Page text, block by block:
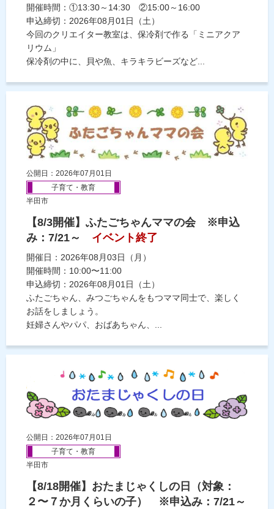
開催時間：①13:30～14:30 ②15:00～16:00
申込締切：2026年08月01日（土）
今回のクリエイター教室は、保冷剤で作る「ミニアクア
リウム」
保冷剤の中に、貝や魚、キラキラビーズなど...
公開日：2026年07月01日
子育て・教育
半田市
【8/3開催】ふたごちゃんママの会 ※申込
み：7/21～
イベント終了
開催日：2026年08月03日（月）
開催時間：10:00〜11:00
申込締切：2026年08月01日（土）
ふたごちゃん、みつごちゃんをもつママ同士で、楽しく
お話をしましょう。
妊婦さんやパパ、おばあちゃん、...
公開日：2026年07月01日
子育て・教育
半田市
【8/18開催】おたまじゃくしの日（対象：
２〜７か月くらいの子） ※申込み：7/21～